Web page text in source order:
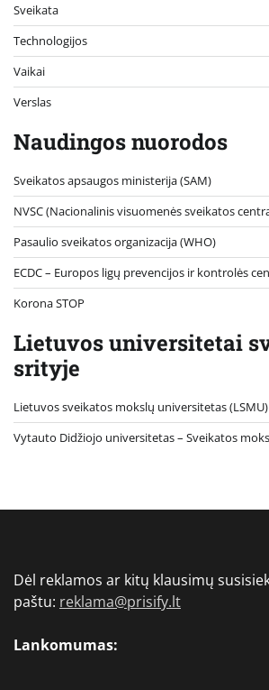
Sveikata
Technologijos
Vaikai
Verslas
Naudingos nuorodos
Sveikatos apsaugos ministerija (SAM)
NVSC (Nacionalinis visuomenės sveikatos
Pasaulio sveikatos organizacija (WHO)
ECDC – Europos ligų prevencijos ir kontrolės
Korona STOP
Lietuvos universitetai
srityje
Lietuvos sveikatos mokslų universitetas (LSMU)
Vytauto Didžiojo universitetas– Sveikatos
Dėl reklamos ar kitų klausimų
paštu: reklama@prisify.lt
Lankomumas: